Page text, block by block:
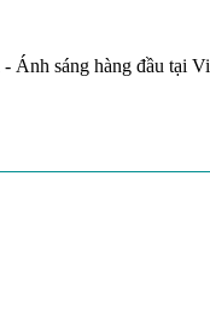
Ánh sáng hàng đầu tại